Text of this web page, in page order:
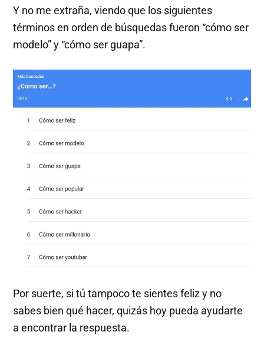
Y no me extraña, viendo que los siguientes
términos en orden de búsquedas fueron “cómo ser
modelo” y “cómo ser guapa”.
Por suerte, si tú tampoco te sientes feliz y no
sabes bien qué hacer, quizás hoy pueda ayudarte
a encontrar la respuesta.